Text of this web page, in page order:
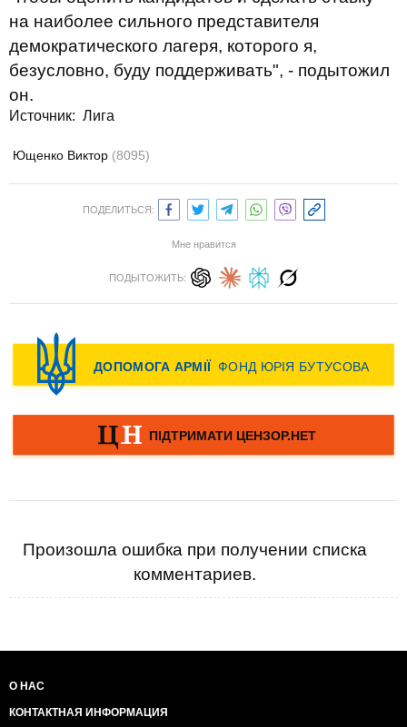
на наиболее сильного представителя
демократического лагеря, которого я,
безусловно, буду поддерживать", - подытожил
он.
Источник: Лига
Ющенко Виктор (8095)
ПОДЕЛИТЬСЯ:
Мне нравится
ПОДЫТОЖИТЬ:
Произошла ошибка при получении списка
комментариев.
О НАС
КОНТАКТНАЯ ИНФОРМАЦИЯ